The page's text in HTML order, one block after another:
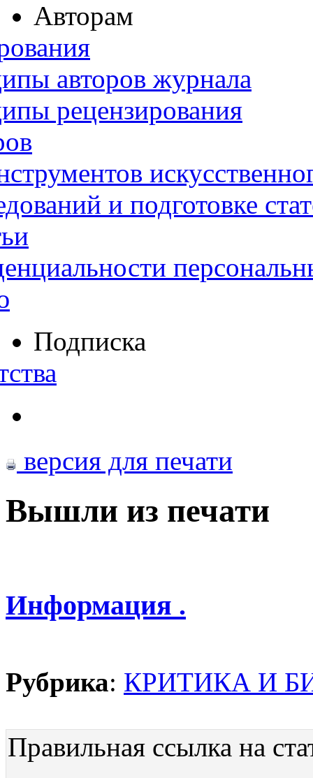
Авторам
авторов журнала
рецензирования
и подготовке
Подписка
версия для печати
Вышли из печати
Информация .
Рубрика: КРИТИКА И
Правильная ссылка на